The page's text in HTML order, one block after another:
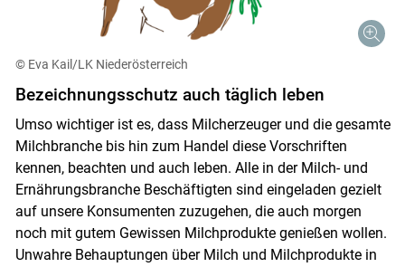
© Eva Kail/LK Niederösterreich
Bezeichnungsschutz auch täglich leben
Umso wichtiger ist es, dass Milcherzeuger und die gesamte
Milchbranche bis hin zum Handel diese Vorschriften
kennen, beachten und auch leben. Alle in der Milch- und
Ernährungsbranche Beschäftigten sind eingeladen gezielt
auf unsere Konsumenten zuzugehen, die auch morgen
noch mit gutem Gewissen Milchprodukte genießen wollen.
Unwahre Behauptungen über Milch und Milchprodukte in